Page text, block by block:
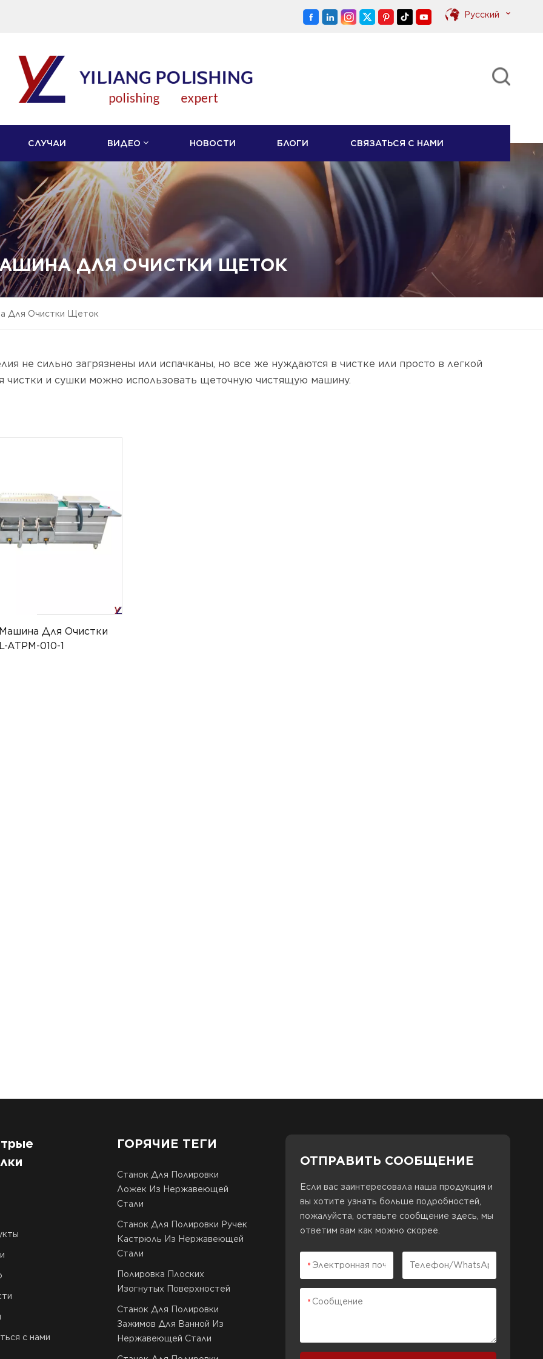
Pусский
English
СЛУЧАИ ВИДЕО НОВОСТИ БЛОГИ СВЯЗАТЬСЯ С НАМИ
ДЛЯ ОЧИСТКИ ЩЕТОК
Для Очистки Щеток
не сильно загрязнены или испачканы, но все же нуждаются в чистке или просто в легкой
чистки и сушки можно использовать щеточную чистящую машину.
Для Очистки
ATPM-010-1
с нами
ГОРЯЧИЕ ТЕГИ
Станок Для Полировки
Ложек Из Нержавеющей
Стали
Станок Для Полировки Ручек
Кастрюль Из Нержавеющей
Стали
Полировка Плоских
Изогнутых Поверхностей
Станок Для Полировки
Зажимов Для Ванной Из
Нержавеющей Стали
ОТПРАВИТЬ СООБЩЕНИЕ
Если вас заинтересовала наша продукция и
вы хотите узнать больше подробностей,
пожалуйста, оставьте сообщение здесь, мы
ответим вам как можно скорее.